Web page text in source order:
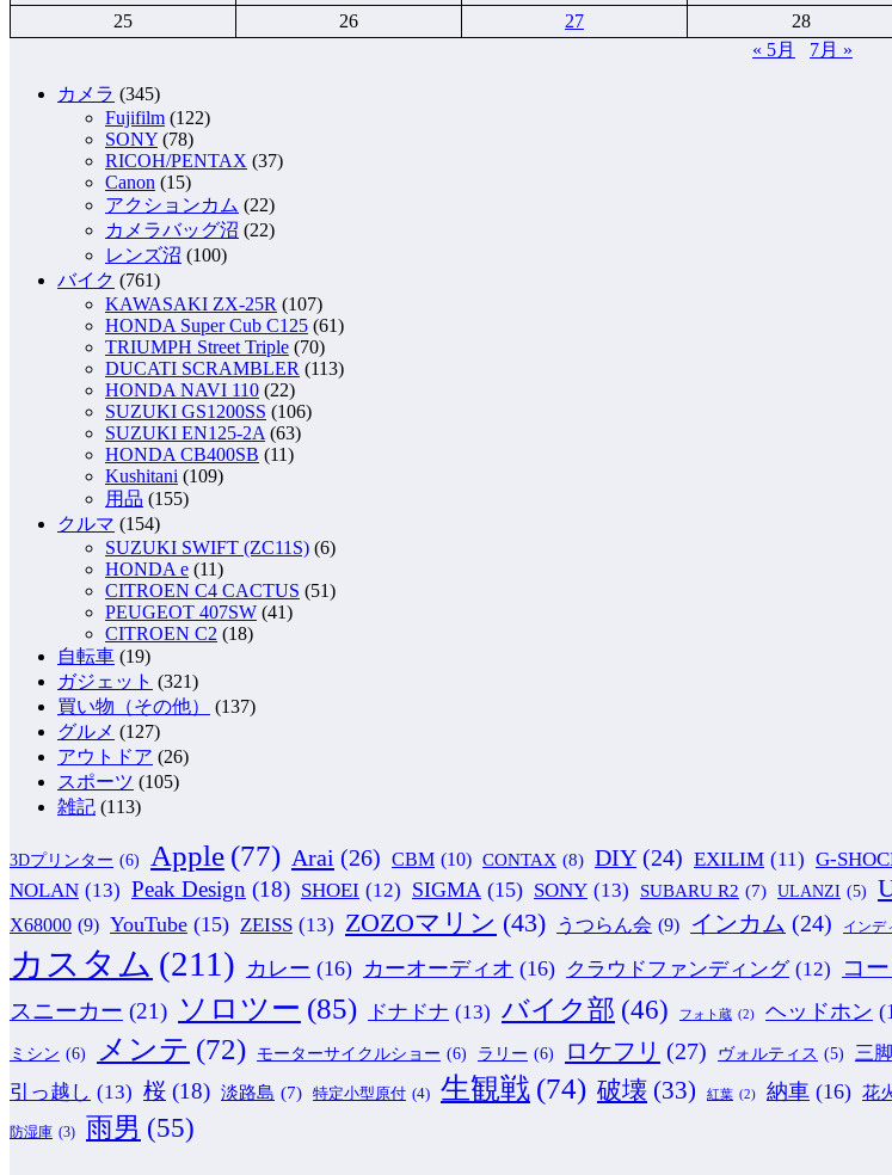
25
26 27 28
« 5月
7月 »
カメラ (345)
Fujifilm (122)
SONY (78)
RICOH/PENTAX (37)
Canon (15)
アクションカム (22)
カメラバッグ沼 (22)
レンズ沼 (100)
バイク (761)
KAWASAKI ZX-25R (107)
HONDA Super Cub C125 (61)
TRIUMPH Street Triple (70)
DUCATI SCRAMBLER (113)
HONDA NAVI 110 (22)
SUZUKI GS1200SS (106)
SUZUKI EN125-2A (63)
HONDA CB400SB (11)
Kushitani (109)
用品 (155)
クルマ (154)
SUZUKI SWIFT (ZC11S) (6)
HONDA e (11)
CITROEN C4 CACTUS (51)
PEUGEOT 407SW (41)
CITROEN C2 (18)
自転車 (19)
ガジェット (321)
買い物（その他）
(137)
グルメ (127)
アウトドア (26)
スポーツ (105)
雑記 (113)
3Dプリンター (6) Apple (77) Arai (26) CBM (10) CONTAX (8) DIY (24) EXILIM (11) G-
NOLAN (13) Peak Design (18) SHOEI (12) SIGMA (15) SONY (13) SUBARU R2 (7) ULANZI (5)
X68000 (9) YouTube (15) ZEISS (13) ZOZOマリン (43) うつらん会 (9) インカム (24) インデ
カスタム (211) カレー (16) カーオーディオ (16) クラウドファンディング (12) コ
スニーカー (21) ソロツー (85) ドナドナ (13) バイク部 (46) フォト蔵 (2) ヘッドホン
ミシン (6) メンテ (72) モーターサイクルショー (6) ラリー (6) ロケフリ (27) ヴォルティス (5) 三脚
引っ越し (13) 桜 (18) 淡路島 (7) 特定小型原付 (4) 生観戦 (74) 破壊 (33) 紅葉 (2) 納車 (16) 花
防湿庫 (3) 雨男 (55)